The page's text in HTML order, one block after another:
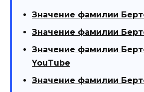
Значение фамилии
Значение фамилии
Значение фамилии
YouTube
Значение фамилии